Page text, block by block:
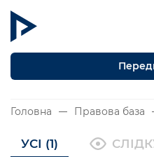
Головна Правова база
УСІ (1)